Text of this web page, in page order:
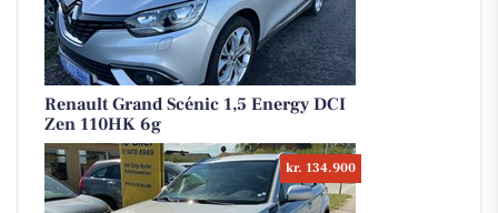
Renault Grand Scénic 1,5 Energy DCI
Zen 110HK 6g
kr. 134.900